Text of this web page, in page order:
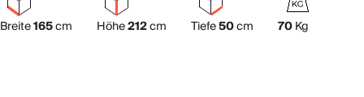
Breite165cm Höhe212cm Tiefe50cm 70Kg